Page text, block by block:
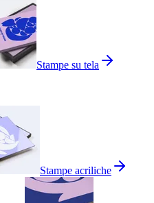
Stampe su tela
Stampe acriliche